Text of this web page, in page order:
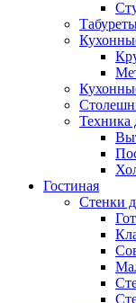
Техника
Гостиная
Стенки